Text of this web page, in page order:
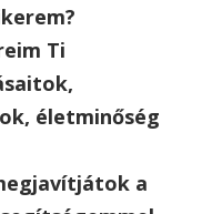
Ti
életminőség
a